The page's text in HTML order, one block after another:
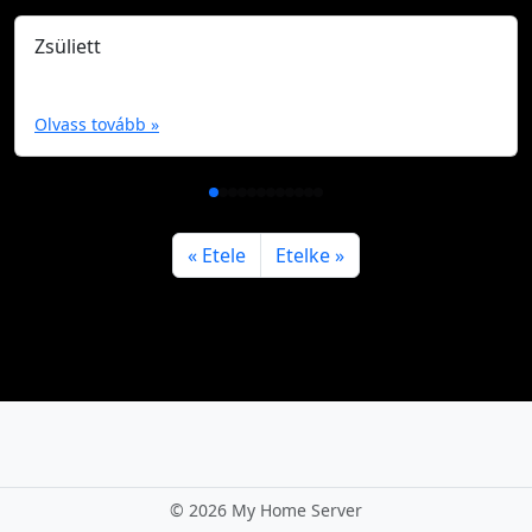
Zsüliett
Olvass tovább »
Etele Etelke
© 2026 My Home Server